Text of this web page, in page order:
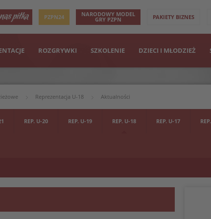
PZPN24 NARODOWY MODEL
GRY PZPN PAKIETY BIZNES
ROZGRYWKI SZKOLENIE DZIECI I MŁODZIEŻ
Reprezentacja U-18 Aktualności
REP. U-20 REP. U-19 REP. U-18 REP. U-17